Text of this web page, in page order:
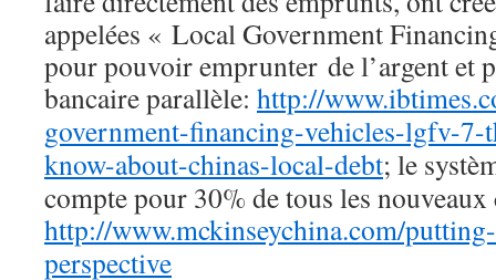
appelées « Local Government
pour pouvoir emprunter de l’argent et
bancaire parallèle: http://
government-financing-vehicles-lgfv-
know-about-chinas-local-debt; le
compte pour 30% de tous les
http://www.mckinseychina.com/
perspective